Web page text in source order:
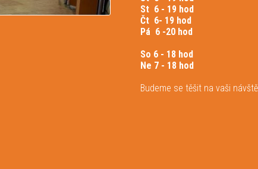
St 6 - 19 hod
Čt 6- 19 hod
Pá 6 -20 hod
So 6 - 18 hod
Ne 7 - 18 hod
Budeme se těšit na vaši